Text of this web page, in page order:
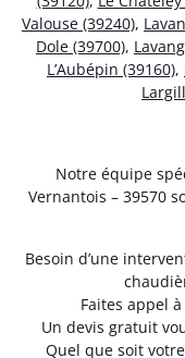
Valouse (39240),
Dole (39700),
L’Aubépin (39160),
Notre équipe
Vernantois – 39570
Besoin d’une
Faites appel
Un devis gratuit
Quel que soit